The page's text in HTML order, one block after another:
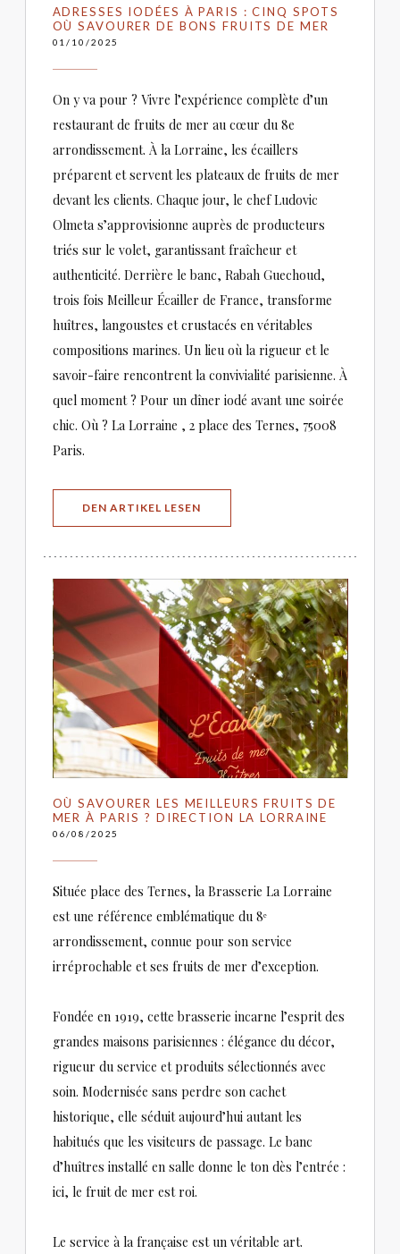
ADRESSES IODÉES À PARIS : CINQ SPOTS
OÙ SAVOURER DE BONS FRUITS DE MER
01/10/2025
On y va pour ? Vivre l’expérience complète d’un
restaurant de fruits de mer au cœur du 8e
arrondissement. À la Lorraine, les écaillers
préparent et servent les plateaux de fruits de mer
devant les clients. Chaque jour, le chef Ludovic
Olmeta s’approvisionne auprès de producteurs
triés sur le volet, garantissant fraîcheur et
authenticité. Derrière le banc, Rabah Guechoud,
trois fois Meilleur Écailler de France, transforme
huîtres, langoustes et crustacés en véritables
compositions marines. Un lieu où la rigueur et le
savoir-faire rencontrent la convivialité parisienne. À
quel moment ? Pour un dîner iodé avant une soirée
chic. Où ? La Lorraine , 2 place des Ternes, 75008
Paris.
DEN ARTIKEL LESEN
OÙ SAVOURER LES MEILLEURS FRUITS DE
MER À PARIS ? DIRECTION LA LORRAINE
06/08/2025
Située place des Ternes, la Brasserie La Lorraine
est une référence emblématique du 8ᵉ
arrondissement, connue pour son service
irréprochable et ses fruits de mer d’exception.
Fondée en 1919, cette brasserie incarne l’esprit des
grandes maisons parisiennes : élégance du décor,
rigueur du service et produits sélectionnés avec
soin. Modernisée sans perdre son cachet
historique, elle séduit aujourd’hui autant les
habitués que les visiteurs de passage. Le banc
d’huîtres installé en salle donne le ton dès l’entrée :
ici, le fruit de mer est roi.
Le service à la française est un véritable art.